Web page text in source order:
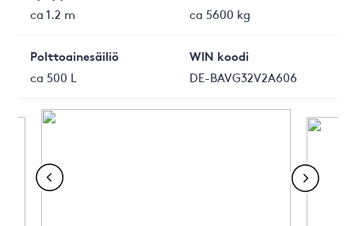
ca 1.2 m
ca 5600 kg
Polttoainesäiliö
ca 500 L
WIN koodi
DE-BAVG32V2A606